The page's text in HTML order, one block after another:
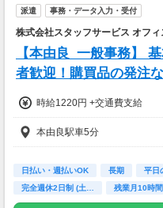
★短期2ヶ月～長期歓迎！
派遣 事務・データ入力・受付
株式会社スタッフサービス オフ
【本由良_一般事務】
者歓迎！購買品の発注
時給1220円 +交通費支給
本由良駅車5分
日払い・週払いOK 長期 平日
完全週休2日制 (土…
残業月10時
高校卒業以上